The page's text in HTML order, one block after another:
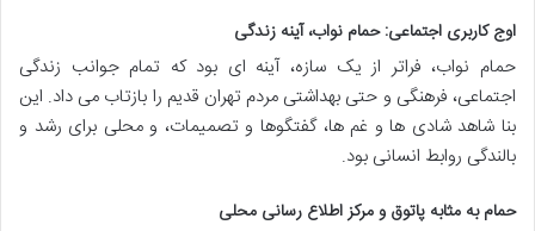
اوج کاربری اجتماعی: حمام نواب، آینه زندگی
حمام نواب، فراتر از یک سازه، آینه ای بود که تمام جوانب زندگی
اجتماعی، فرهنگی و حتی بهداشتی مردم تهران قدیم را بازتاب می داد. این
بنا شاهد شادی ها و غم ها، گفتگوها و تصمیمات، و محلی برای رشد و
بالندگی روابط انسانی بود.
حمام به مثابه پاتوق و مرکز اطلاع رسانی محلی